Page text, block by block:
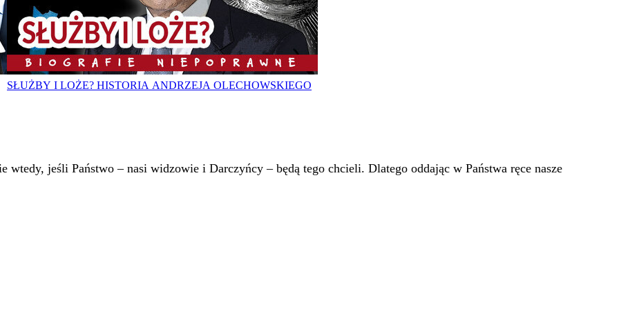
SŁUŻBY I LOŻE? HISTORIA ANDRZEJA OLECHOWSKIEGO
wtedy, jeśli Państwo – nasi widzowie i Darczyńcy – będą tego chcieli. Dlatego oddając w Państwa ręce nasze